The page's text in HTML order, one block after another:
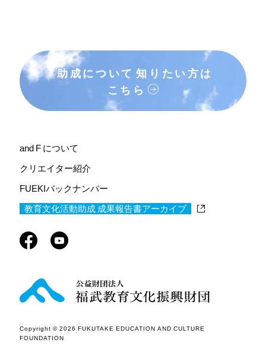
助成について 知りたい方は
こちら
and F について
クリエイター紹介
FUEKIバックナンバー
教育文化活動助成 成果報告書アーカイブ
Copyright © 2026 FUKUTAKE EDUCATION AND CULTURE
FOUNDATION